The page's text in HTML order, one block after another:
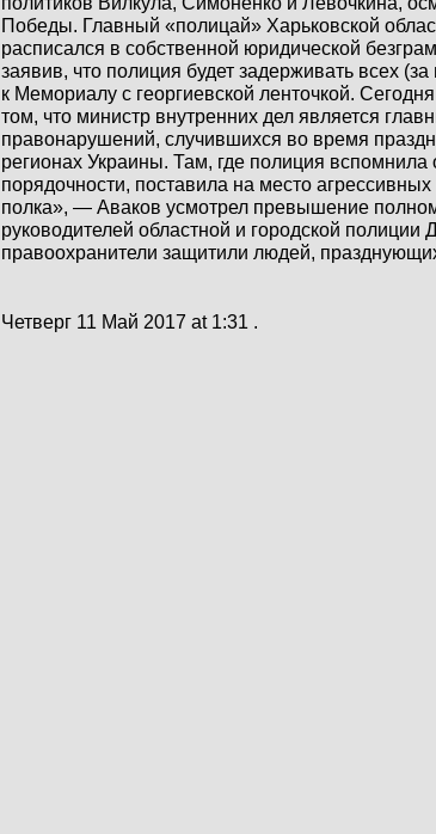
Победы. Главный «полицай» Харьковской
расписался в собственной юридической
заявив, что полиция будет задерживать всех
к Мемориалу с георгиевской ленточкой.
том, что министр внутренних дел является
правонарушений, случившихся во время
регионах Украины. Там, где полиция вспомнила
порядочности, поставила на место
полка», — Аваков усмотрел превышение
руководителей областной и городской полиции
правоохранители защитили людей,
Четверг 11 Май 2017 at 1:31 .